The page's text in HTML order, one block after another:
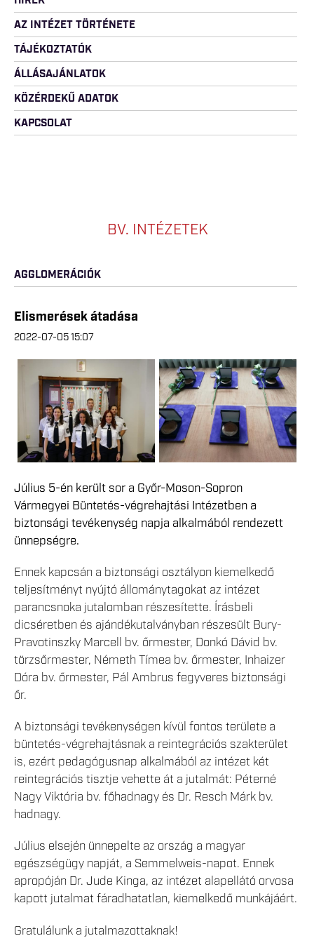
AZ INTÉZET TÖRTÉNETE
TÁJÉKOZTATÓK
ÁLLÁSAJÁNLATOK
KÖZÉRDEKŰ ADATOK
KAPCSOLAT
BV. INTÉZETEK
AGGLOMERÁCIÓK
Elismerések átadása
2022-07-05 15:07
Július 5-én került sor a Győr-Moson-Sopron
Vármegyei Büntetés-végrehajtási Intézetben a
biztonsági tevékenység napja alkalmából rendezett
ünnepségre.
Ennek kapcsán a biztonsági osztályon kiemelkedő
teljesítményt nyújtó állománytagokat az intézet
parancsnoka jutalomban részesítette. Írásbeli
dicséretben és ajándékutalványban részesült Bury-
Pravotinszky Marcell bv. őrmester, Donkó Dávid bv.
törzsőrmester, Németh Tímea bv. őrmester, Inhaizer
Dóra bv. őrmester, Pál Ambrus fegyveres biztonsági
őr.
A biztonsági tevékenységen kívül fontos területe a
büntetés-végrehajtásnak a reintegrációs szakterület
is, ezért pedagógusnap alkalmából az intézet két
reintegrációs tisztje vehette át a jutalmát: Péterné
Nagy Viktória bv. főhadnagy és Dr. Resch Márk bv.
hadnagy.
Július elsején ünnepelte az ország a magyar
egészségügy napját, a Semmelweis-napot. Ennek
apropóján Dr. Jude Kinga, az intézet alapellátó orvosa
kapott jutalmat fáradhatatlan, kiemelkedő munkájáért.
Gratulálunk a jutalmazottaknak!